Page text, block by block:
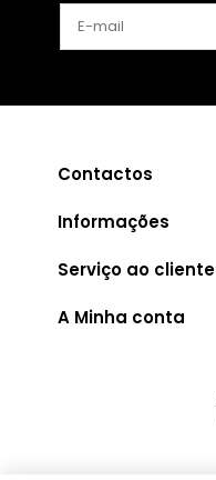
Contactos
Informações
Serviço ao cliente
A Minha conta